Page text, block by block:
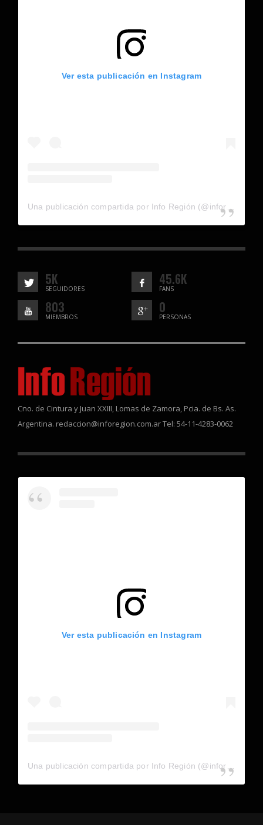
Ver esta publicación en Instagram
5K
SEGUIDORES
45.6K
FANS
803
MIEMBROS
0
PERSONAS
Cno. de Cintura y Juan XXIII, Lomas de Zamora, Pcia. de Bs. As.
Argentina. redaccion@inforegion.com.ar Tel: 54-11-4283-0062
Ver esta publicación en Instagram